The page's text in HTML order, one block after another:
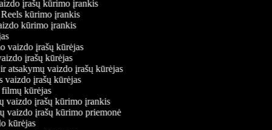
įrašų kūrimo įrankis
Reels kūrimo įrankis
kūrimo įrankis
vaizdo įrašų kūrėjas
įrašų kūrėjas
ir atsakymų vaizdo įrašų kūrėjas
vaizdo įrašų kūrėjas
filmų kūrėjas
vaizdo įrašų kūrimo įrankis
vaizdo įrašų kūrimo priemonė
kūrėjas